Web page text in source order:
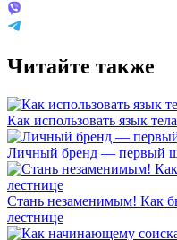
Читайте также
Как использовать язык
Личный бренд — первый
Стань незаменимым! Как
лестнице